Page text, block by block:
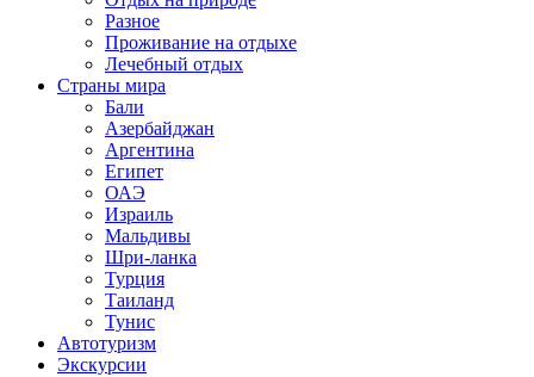
Разное
Проживание на отдыхе
Лечебный отдых
Страны мира
Бали
Азербайджан
Аргентина
Египет
ОАЭ
Израиль
Мальдивы
Шри-ланка
Турция
Таиланд
Тунис
Автотуризм
Экскурсии